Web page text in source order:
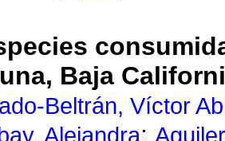
Baja
Beltrán, Víctor
Alejandra;